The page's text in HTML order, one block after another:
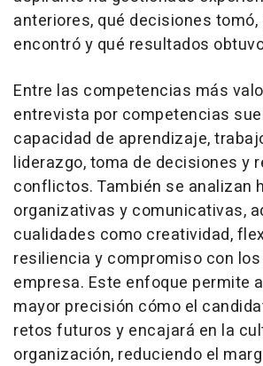
anteriores, qué decisiones
encontró y qué resultados
Entre las competencias más
entrevista por competencias
capacidad de aprendizaje,
liderazgo, toma de decisiones y
conflictos. También se analizan
organizativas y comunicativas,
cualidades como creatividad,
resiliencia y compromiso con
empresa. Este enfoque permite
mayor precisión cómo el
retos futuros y encajará en la
organización, reduciendo el